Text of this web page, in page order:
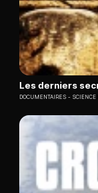
Les derniers
DOCUMENTAIRES SCIENCE